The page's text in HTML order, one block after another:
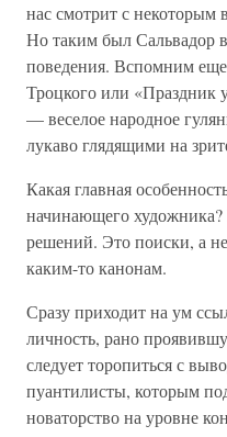
нас смотрит с некоторым
Но таким был Сальвадор
поведения. Вспомним
Троцкого или «Праздник
— веселое народное
лукаво глядящими на
Какая главная
начинающего художника?
решений. Это поиски, а
каким-то канонам.
Сразу приходит на ум
личность, рано
следует торопиться с
пуантилисты, которым
новаторство на уровне